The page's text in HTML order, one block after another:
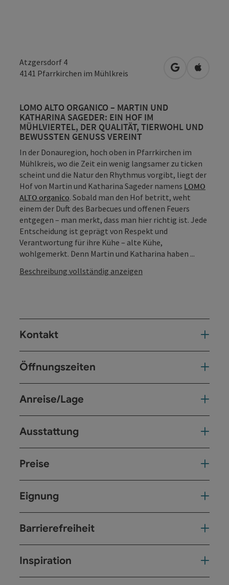
Atzgersdorf 4
4141 Pfarrkirchen im Mühlkreis in Google
in
LOMO ALTO ORGANICO – MARTIN UND
KATHARINA SAGEDER: EIN HOF IM
MÜHLVIERTEL, DER QUALITÄT, TIERWOHL UND
BEWUSSTEN GENUSS VEREINT
In der Donauregion, hoch oben in Pfarrkirchen im
Mühlkreis, wo die Zeit ein wenig langsamer zu ticken
scheint und die Natur den Rhythmus vorgibt, liegt der
Hof von Martin und Katharina Sageder namens LOMO
ALTO organico. Sobald man den Hof betritt, weht
einem der Duft des Barbecues und offenen Feuers
entgegen – man merkt, dass man hier richtig ist. Jede
Entscheidung ist geprägt von Respekt und
Verantwortung für ihre Kühe – alte Kühe,
wohlgemerkt. Denn Martin und Katharina haben ...
Beschreibung vollständig anzeigen
Kontakt
Öffnungszeiten
Anreise/Lage
Ausstattung
Preise
Eignung
Barrierefreiheit
Inspiration